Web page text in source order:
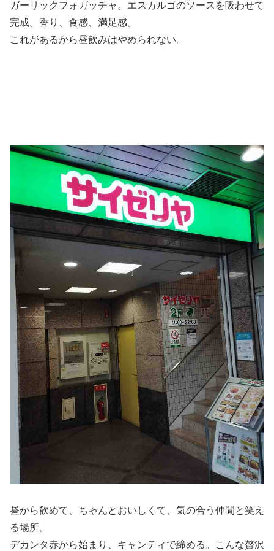
ガーリックフォガッチャ。エスカルゴのソースを吸わせて
完成。香り、食感、満足感。
これがあるから昼飲みはやめられない。
昼から飲めて、ちゃんとおいしくて、気の合う仲間と笑え
る場所。
デカンタ赤から始まり、キャンティで締める。こんな贅沢